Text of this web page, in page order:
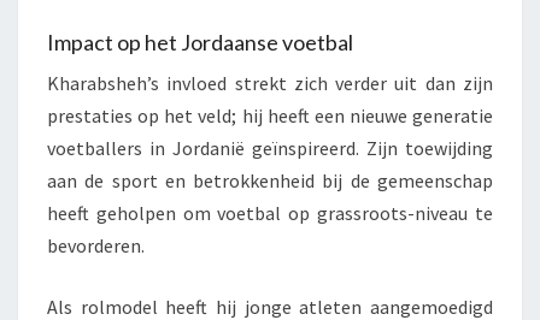
Impact op het Jordaanse voetbal
Kharabsheh’s invloed strekt zich verder uit dan zijn
prestaties op het veld; hij heeft een nieuwe generatie
voetballers in Jordanië geïnspireerd. Zijn toewijding
aan de sport en betrokkenheid bij de gemeenschap
heeft geholpen om voetbal op grassroots-niveau te
bevorderen.
Als rolmodel heeft hij jonge atleten aangemoedigd